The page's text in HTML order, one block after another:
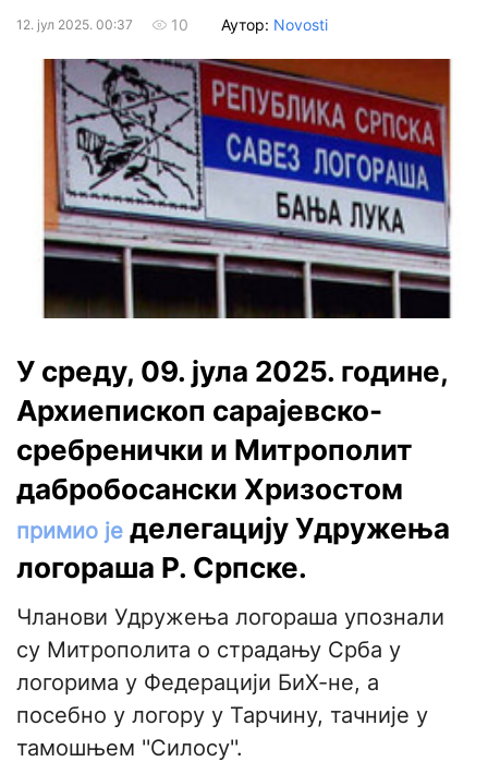
12. јул 2025. 00:37 10 Аутор: Novosti
У среду, 09. јула 2025. године,
Архиепископ сарајевско-
сребренички и Митрополит
дабробосански Хризостом
примио је делегацију Удружења
логораша Р. Српске.
Чланови Удружења логораша упознали
су Митрополита о страдању Срба у
логорима у Федерацији БиХ-не, а
посебно у логору у Тарчину, тачније у
тамошњем ''Силосу''.